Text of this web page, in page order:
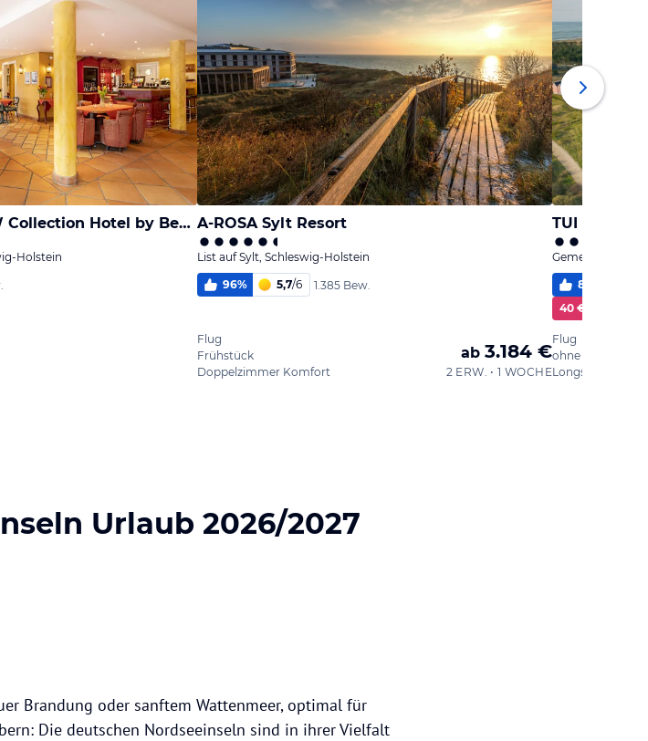
Strandhotel Sylt, BW Collection Hotel by Best Western
Holstein
A-ROSA Sylt Resort
List auf Sylt, Schleswig-Holstein
96% 5,7/6 1.385 Bew.
Flug
Frühstück
Doppelzimmer Komfort
ab 3.184 €
2 ERW. • 1 WOCHE
TUI BLUE
Gemeinde Sylt
83
40 € Cashback
Flug
ohne
Urlaub 2026/2027
Brandung oder sanftem Wattenmeer, optimal für
Die deutschen Nordseeinseln sind in ihrer Vielfalt